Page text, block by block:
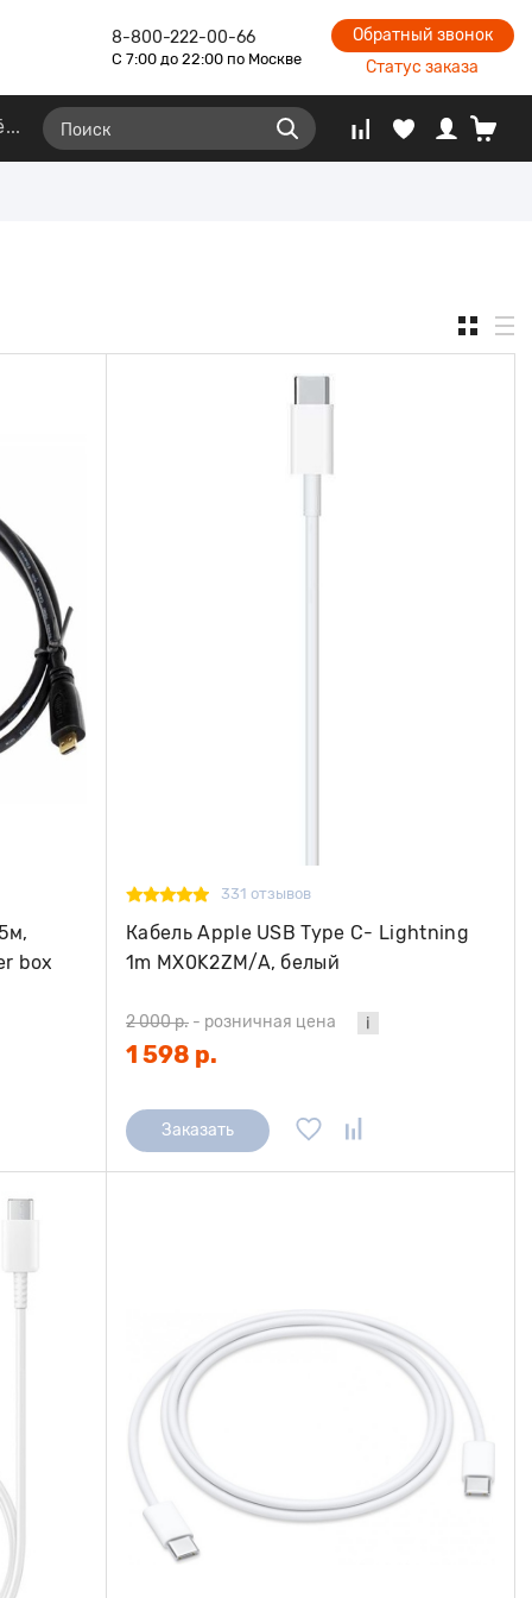
8-800-222-00-66
С 7:00 до 22:00 по Москве
Обратный звонок
Статус заказа
box
331 отзывов
Кабель Apple USB Type С- Lightning
1m MX0K2ZM/A, белый
2 000 р. - розничная цена
1 598 р.
Заказать